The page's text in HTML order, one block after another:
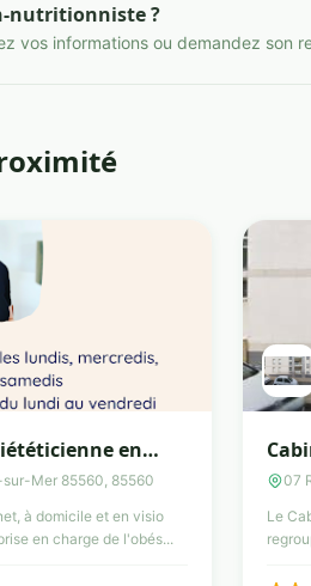
nutritionniste ?
vos informations ou demandez son
en
Mer 85560, 85560
à domicile et en visio
en charge de l'obés...
07
Le